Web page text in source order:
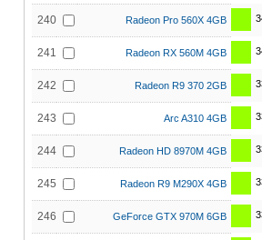
240 Radeon Pro 560X 4GB
241 Radeon RX 560M 4GB
242 Radeon R9 370 2GB
243 Arc A310 4GB
244 Radeon HD 8970M 4GB
245 Radeon R9 M290X 4GB
246 GeForce GTX 970M 6GB